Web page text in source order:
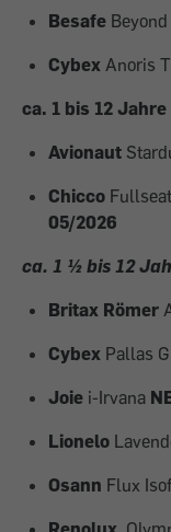
Besafe
Cybex Anoris
ca. 1 bis 12 Jahre
Avionaut
Chicco
05/2026
ca. 1 ½ bis 12
Britax Römer
Cybex Pallas
Joie i-Irvana
Lionelo
Osann Flux